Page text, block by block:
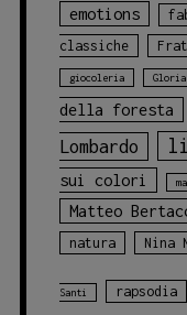
emotions
classiche
giocoleria Gloria
della foresta
Lombardo
sui colori
Matteo
natura Nina
Santi rapsodia